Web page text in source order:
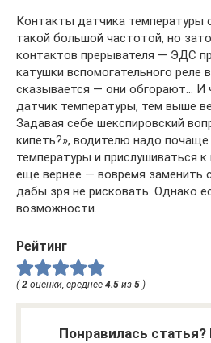
Контакты датчика температуры
такой большой частотой, но
контактов прерывателя — ЭДС
катушки вспомогательного реле
сказывается — они обгорают… И
датчик температуры, тем выше
Задавая себе шекспировский
кипеть?», водителю надо почаще
температуры и прислушиваться
еще вернее — вовремя заменить
дабы зря не рисковать. Однако
возможности.
Рейтинг
( 2 оценки, среднее 4.5 из 5 )
Понравилась